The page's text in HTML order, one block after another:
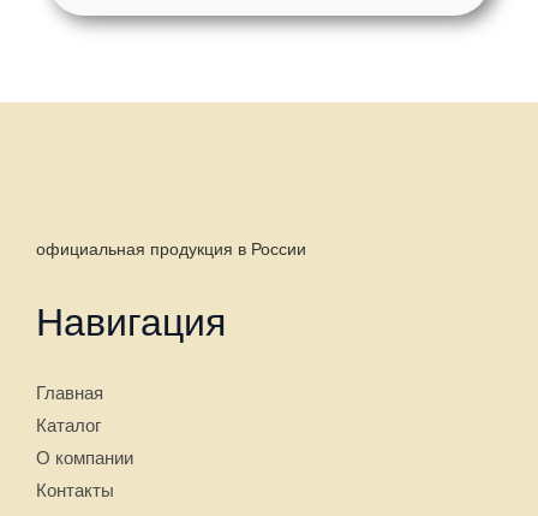
официальная продукция в России
Навигация
Главная
Каталог
О компании
Контакты